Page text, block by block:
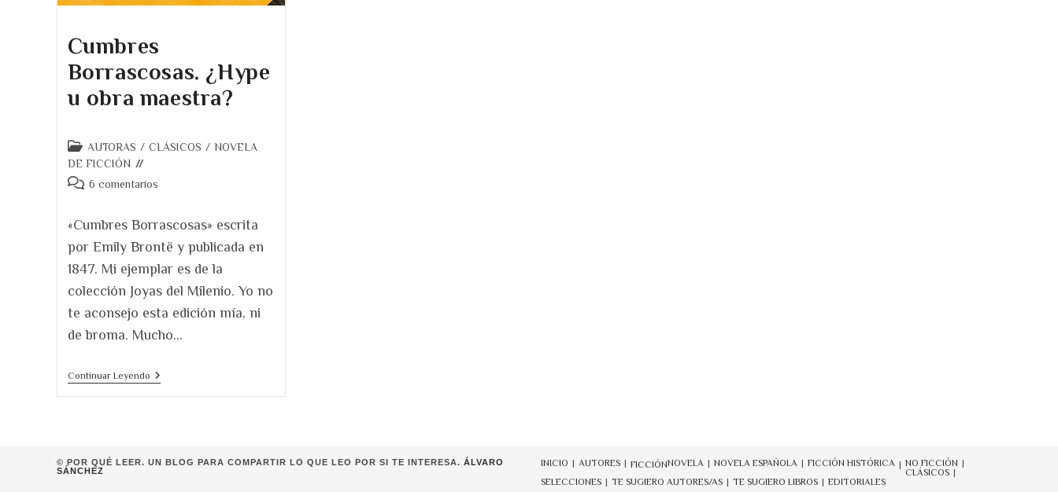
Cumbres
Borrascosas. ¿Hype
u obra maestra?
Categoría
de
la
AUTORAS / CLÁSICOS / NOVELA
DE FICCIÓN
Comentarios
entrada:
6 comentarios
«Cumbres Borrascosas» escrita
por Emily Brontë y publicada en
1847. Mi ejemplar es de la
colección Joyas del Milenio. Yo no
te aconsejo esta edición mía, ni
de broma. Mucho…
Continuar LeyendoCumbres
INICIO AUTORES FICCIÓNNOVELA NOVELA ESPAÑOLA FICCIÓN HISTÓRICA
NO FICCIÓN
CLÁSICOS
SELECCIONES
TE SUGIERO AUTORES/AS TE SUGIERO LIBROS EDITORIALES
© POR QUÉ LEER. UN BLOG PARA COMPARTIR LO QUE LEO POR SI TE INTERESA. ÁLVARO
SÁNCHEZ